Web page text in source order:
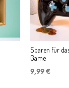
Sparen für
Game
9,99 €